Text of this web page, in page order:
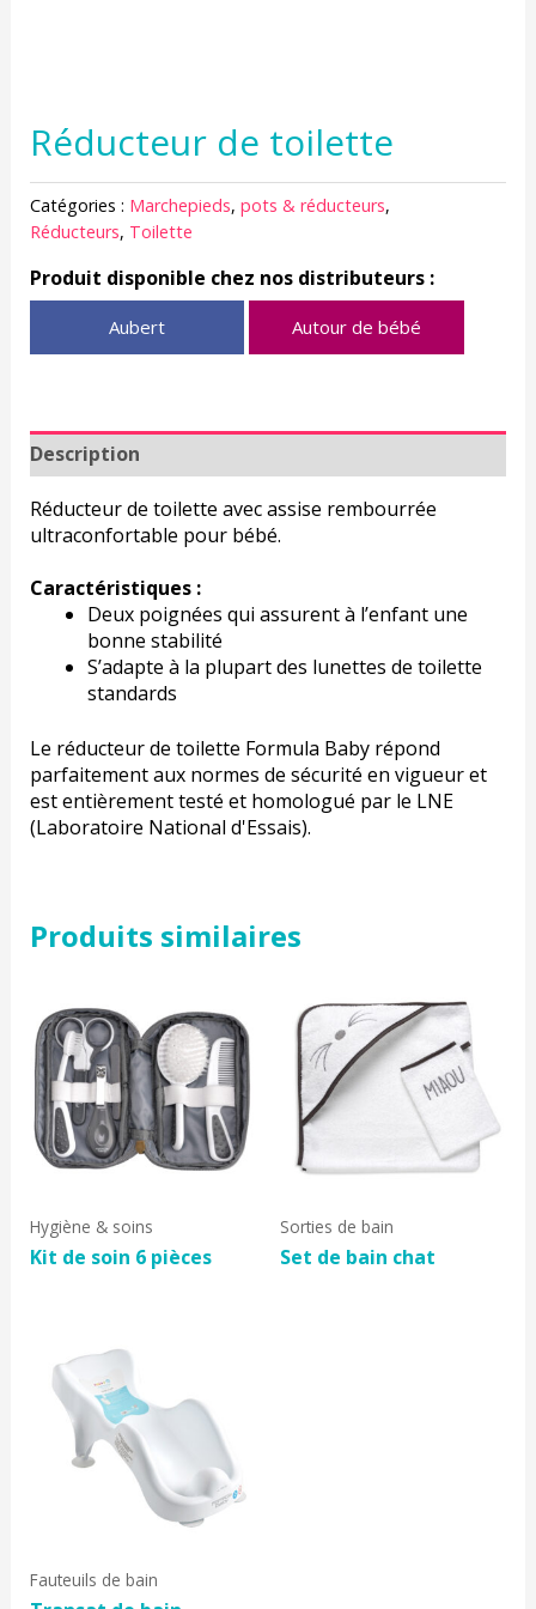
Réducteur de toilette
Catégories : Marchepieds, pots & réducteurs,
Réducteurs, Toilette
Produit disponible chez nos distributeurs :
Aubert Autour de bébé
Description
Réducteur de toilette avec assise rembourrée
ultraconfortable pour bébé.
Caractéristiques :
Deux poignées qui assurent à l’enfant une
bonne stabilité
S’adapte à la plupart des lunettes de toilette
standards
Le réducteur de toilette Formula Baby répond
parfaitement aux normes de sécurité en vigueur et
est entièrement testé et homologué par le LNE
(Laboratoire National d'Essais).
Produits similaires
Hygiène & soins
Kit de soin 6 pièces
Sorties de bain
Set de bain chat
Fauteuils de bain